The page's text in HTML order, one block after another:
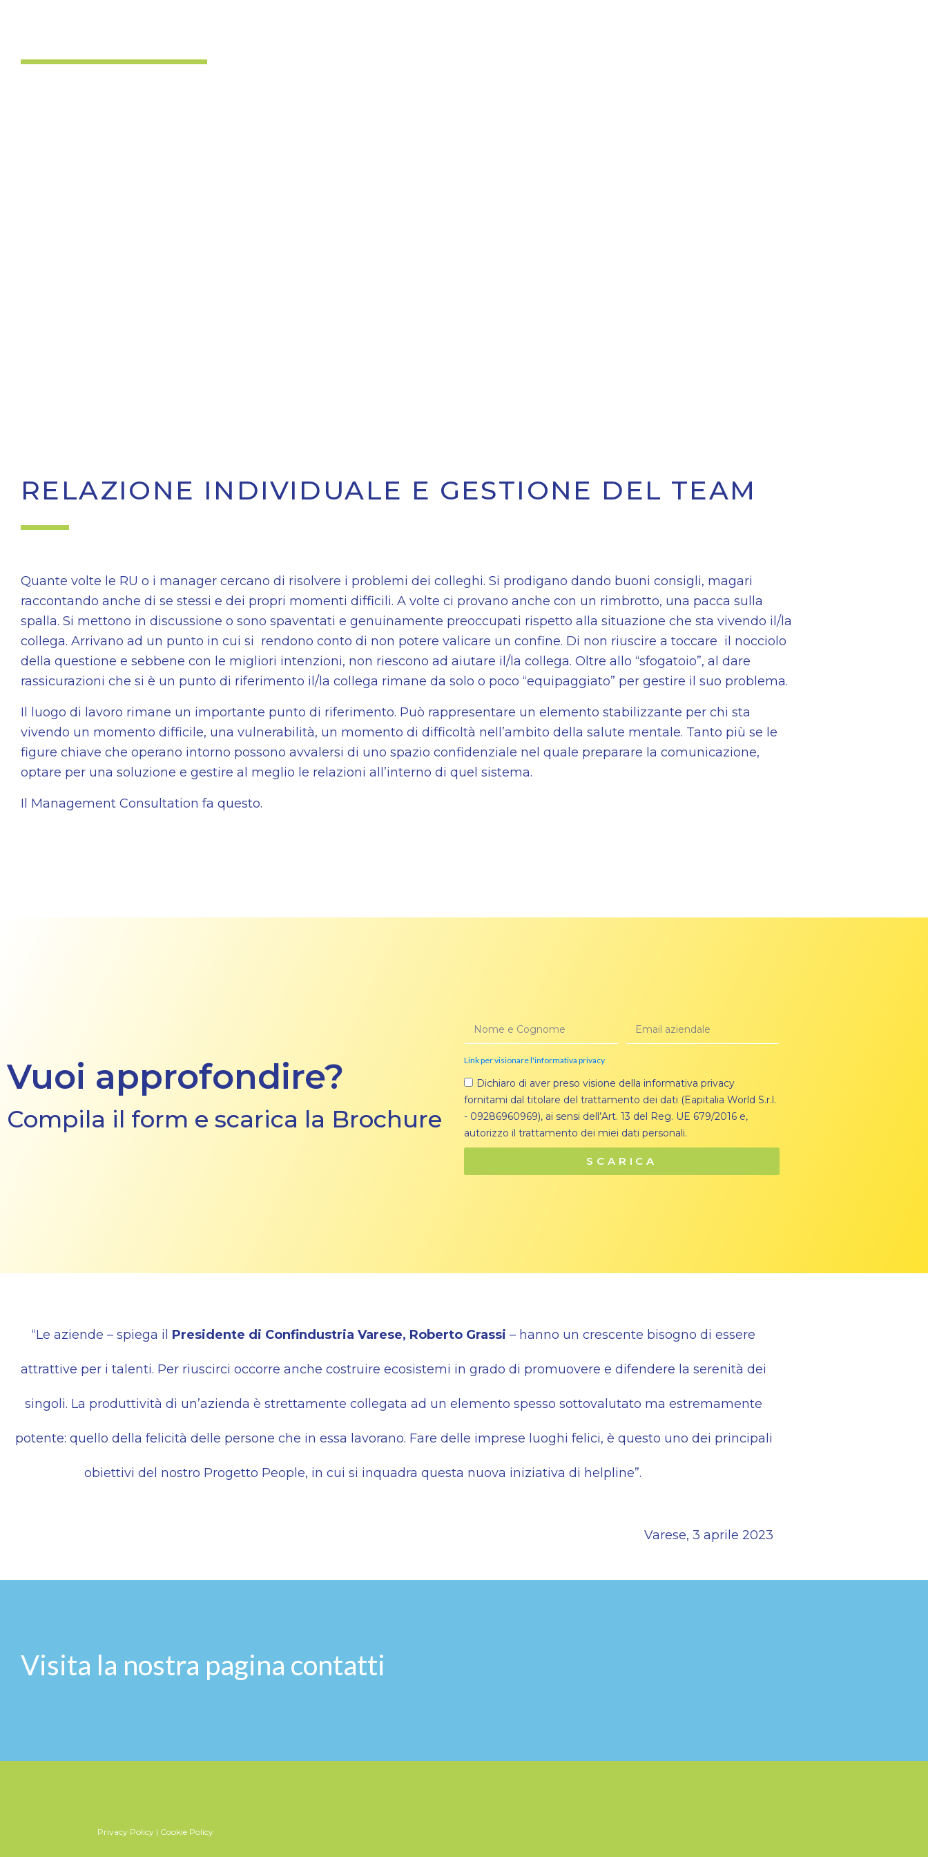
RELAZIONE INDIVIDUALE E GESTIONE DEL TEAM
Quante volte le RU o i manager cercano di risolvere i problemi dei colleghi. Si prodigano dando buoni consigli, magari
raccontando anche di se stessi e dei propri momenti difficili. A volte ci provano anche con un rimbrotto, una pacca sulla
spalla. Si mettono in discussione o sono spaventati e genuinamente preoccupati rispetto alla situazione che sta vivendo il/la
collega. Arrivano ad un punto in cui si rendono conto di non potere valicare un confine. Di non riuscire a toccare il nocciolo
della questione e sebbene con le migliori intenzioni, non riescono ad aiutare il/la collega. Oltre allo “sfogatoio”, al dare
rassicurazioni che si è un punto di riferimento il/la collega rimane da solo o poco “equipaggiato” per gestire il suo problema.
Il luogo di lavoro rimane un importante punto di riferimento. Può rappresentare un elemento stabilizzante per chi sta
vivendo un momento difficile, una vulnerabilità, un momento di difficoltà nell’ambito della salute mentale. Tanto più se le
figure chiave che operano intorno possono avvalersi di uno spazio confidenziale nel quale preparare la comunicazione,
optare per una soluzione e gestire al meglio le relazioni all’interno di quel sistema.
Il Management Consultation fa questo.
Vuoi approfondire?
Compila il form e scarica la Brochure
Link per visionare l'informativa privacy
Dichiaro di aver preso visione della informativa privacy
fornitami dal titolare del trattamento dei dati (Eapitalia World S.r.l.
- 09286960969), ai sensi dell’Art. 13 del Reg. UE 679/2016 e,
autorizzo il trattamento dei miei dati personali.
SCARICA
“Le aziende – spiega il Presidente di Confindustria Varese, Roberto Grassi – hanno un crescente bisogno di essere
attrattive per i talenti. Per riuscirci occorre anche costruire ecosistemi in grado di promuovere e difendere la serenità dei
singoli. La produttività di un’azienda è strettamente collegata ad un elemento spesso sottovalutato ma estremamente
potente: quello della felicità delle persone che in essa lavorano. Fare delle imprese luoghi felici, è questo uno dei principali
obiettivi del nostro Progetto People, in cui si inquadra questa nuova iniziativa di helpline”.
Varese, 3 aprile 2023
Visita la nostra pagina contatti
Privacy Policy | Cookie Policy